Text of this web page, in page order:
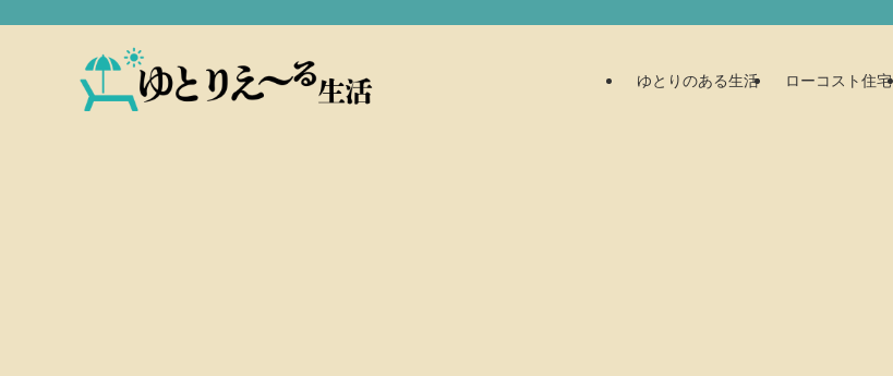
ゆとりのある生活 ローコスト住宅